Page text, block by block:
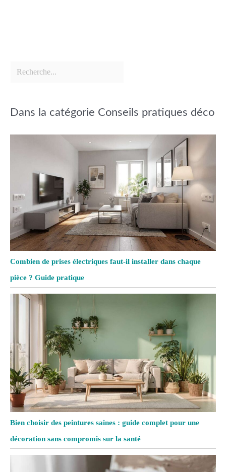
Dans la catégorie Conseils pratiques déco
Combien de prises électriques faut-il installer dans chaque
pièce ? Guide pratique
Bien choisir des peintures saines : guide complet pour une
décoration sans compromis sur la santé